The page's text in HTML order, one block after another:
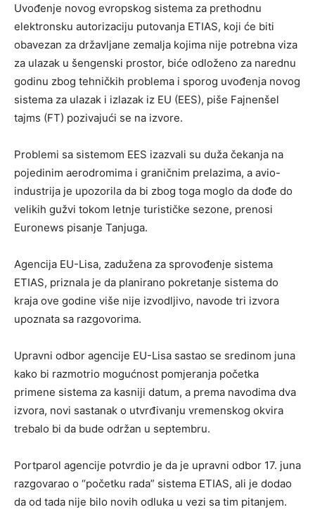
Uvođenje novog evropskog sistema za prethodnu
elektronsku autorizaciju putovanja ETIAS, koji će biti
obavezan za državljane zemalja kojima nije potrebna viza
za ulazak u šengenski prostor, biće odloženo za narednu
godinu zbog tehničkih problema i sporog uvođenja novog
sistema za ulazak i izlazak iz EU (EES), piše Fajnenšel
tajms (FT) pozivajući se na izvore.
Problemi sa sistemom EES izazvali su duža čekanja na
pojedinim aerodromima i graničnim prelazima, a avio-
industrija je upozorila da bi zbog toga moglo da dođe do
velikih gužvi tokom letnje turističke sezone, prenosi
Euronews pisanje Tanjuga.
Agencija EU-Lisa, zadužena za sprovođenje sistema
ETIAS, priznala je da planirano pokretanje sistema do
kraja ove godine više nije izvodljivo, navode tri izvora
upoznata sa razgovorima.
Upravni odbor agencije EU-Lisa sastao se sredinom juna
kako bi razmotrio mogućnost pomjeranja početka
primene sistema za kasniji datum, a prema navodima dva
izvora, novi sastanak o utvrđivanju vremenskog okvira
trebalo bi da bude održan u septembru.
Portparol agencije potvrdio je da je upravni odbor 17. juna
razgovarao o “početku rada” sistema ETIAS, ali je dodao
da od tada nije bilo novih odluka u vezi sa tim pitanjem.